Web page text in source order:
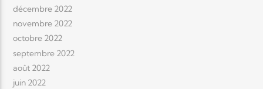
décembre 2022
novembre 2022
octobre 2022
septembre 2022
août 2022
juin 2022